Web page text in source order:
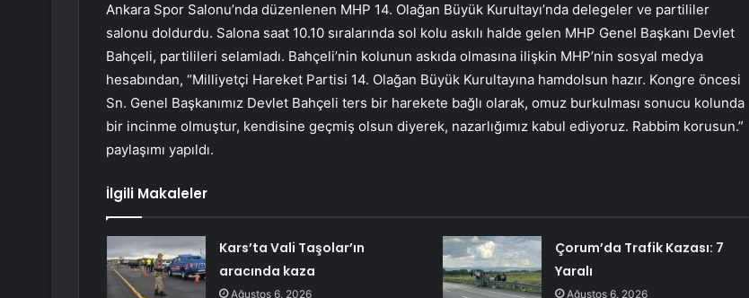
Ankara Spor Salonu’nda düzenlenen MHP 14. Olağan Büyük Kurultayı’nda delegeler ve partililer
salonu doldurdu. Salona saat 10.10 sıralarında sol kolu askılı halde gelen MHP Genel Başkanı Devlet
Bahçeli, partilileri selamladı. Bahçeli’nin kolunun askıda olmasına ilişkin MHP’nin sosyal medya
hesabından, “Milliyetçi Hareket Partisi 14. Olağan Büyük Kurultayına hamdolsun hazır. Kongre öncesi
Sn. Genel Başkanımız Devlet Bahçeli ters bir harekete bağlı olarak, omuz burkulması sonucu kolunda
bir incinme olmuştur, kendisine geçmiş olsun diyerek, nazarlığımız kabul ediyoruz. Rabbim korusun.”
paylaşımı yapıldı.
İlgili Makaleler
Kars’ta Vali Taşolar’ın
aracında kaza
Ağustos 6, 2026
Çorum’da Trafik Kazası: 7
Yaralı
Ağustos 6, 2026